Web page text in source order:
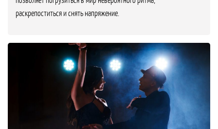
раскрепоститься и снять напряжение.